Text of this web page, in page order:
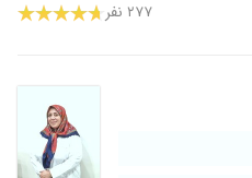
۲۷۷ نفر